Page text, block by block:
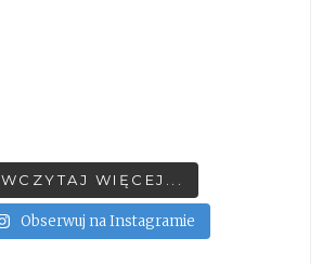
WCZYTAJ WIĘCEJ...
Obserwuj na Instagramie